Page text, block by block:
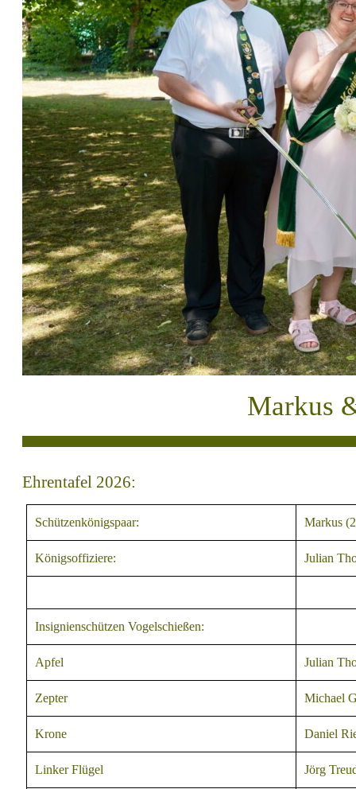
Markus
Ehrentafel 2026:
Schützenkönigspaar: Markus
Königsoffiziere: Julian
Insignienschützen Vogelschießen:
Apfel Julian
Zepter Michael
Krone Daniel
Linker Flügel Jörg